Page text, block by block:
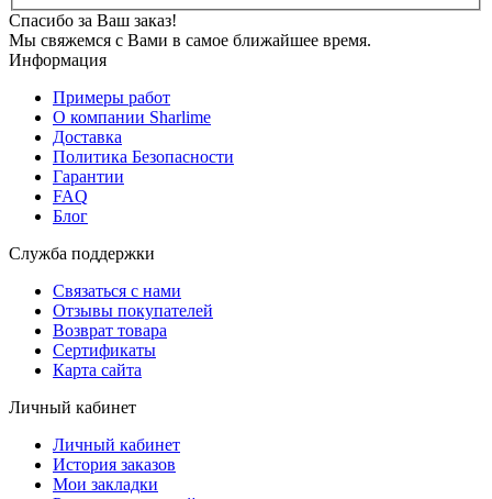
Спасибо за Ваш заказ!
Мы свяжемся с Вами в самое ближайшее время.
Информация
Примеры работ
О компании Sharlime
Доставка
Политика Безопасности
Гарантии
FAQ
Блог
Служба поддержки
Связаться с нами
Отзывы покупателей
Возврат товара
Сертификаты
Карта сайта
Личный кабинет
Личный кабинет
История заказов
Мои закладки